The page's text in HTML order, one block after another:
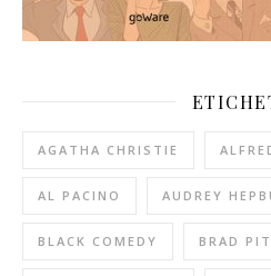
AGATHA CHRISTIE
AL PACINO AUDREY
BLACK COMEDY BRAD